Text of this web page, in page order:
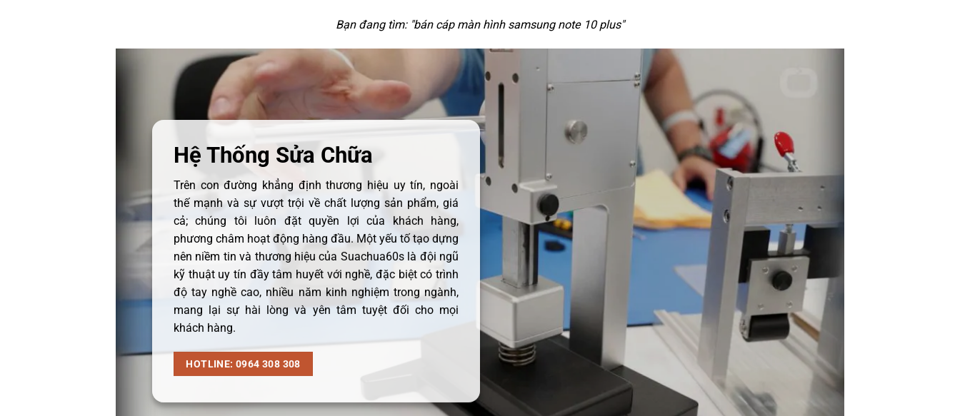
Bạn đang tìm: "bán cáp màn hình samsung note 10 plus"
Hệ Thống Sửa Chữa
Trên con đường khẳng định thương hiệu uy tín, ngoài
thế mạnh và sự vượt trội về chất lượng sản phẩm, giá
cả; chúng tôi luôn đặt quyền lợi của khách hàng,
phương châm hoạt động hàng đầu. Một yếu tố tạo dựng
nên niềm tin và thương hiệu của Suachua60s là đội ngũ
kỹ thuật uy tín đầy tâm huyết với nghề, đặc biệt có trình
độ tay nghề cao, nhiều năm kinh nghiệm trong ngành,
mang lại sự hài lòng và yên tâm tuyệt đối cho mọi
khách hàng.
HOTLINE: 0964 308 308